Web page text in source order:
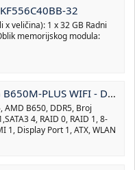
32
veličina): 1 x 32 GB Radni
memorijskog modula:
PLUS WIFI - Desk
AMD B650, DDR5, Broj
4, RAID 0, RAID 1, 8-
1, Display Port 1, ATX, WLAN